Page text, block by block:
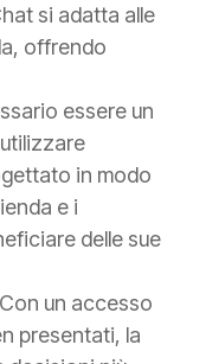
si adatta alle
offrendo
essere un
in modo
e i
delle sue
un accesso
presentati, la